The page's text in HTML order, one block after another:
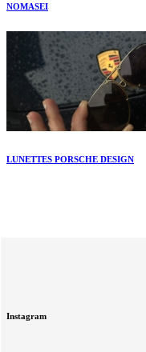
NOMASEI
LUNETTES PORSCHE DESIGN
Instagram